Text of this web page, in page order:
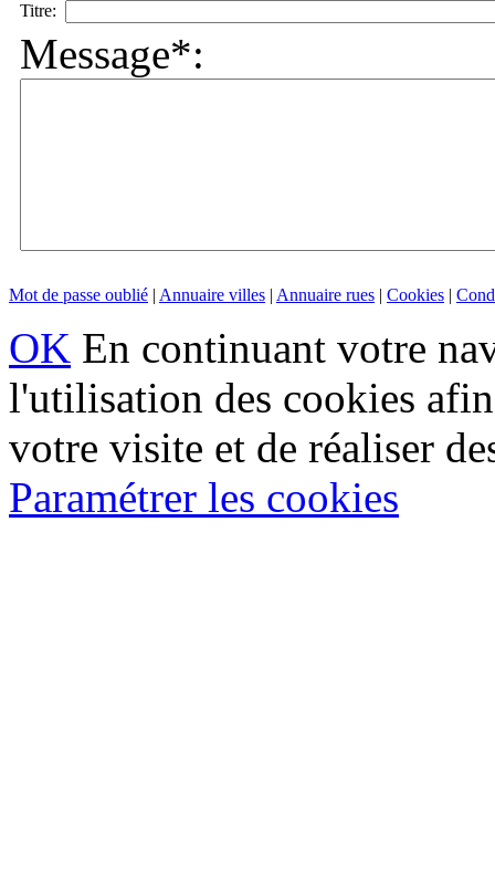
Titre:
Message*:
Mot de passe oublié | Annuaire villes | Annuaire rues | Cookies |
OK En continuant votre
l'utilisation des cookies
votre visite et de réaliser
Paramétrer les cookies